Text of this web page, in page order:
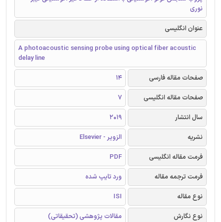
نوری
عنوان انگلیسی
A photoacoustic sensing probe using optical fiber acoustic
delay line
صفحات مقاله فارسی
14
صفحات مقاله انگلیسی
7
سال انتشار
2019
نشریه
الزویر - Elsevier
فرمت مقاله انگلیسی
PDF
فرمت ترجمه مقاله
ورد تایپ شده
نوع مقاله
ISI
نوع نگارش
مقالات پژوهشی (تحقیقاتی)